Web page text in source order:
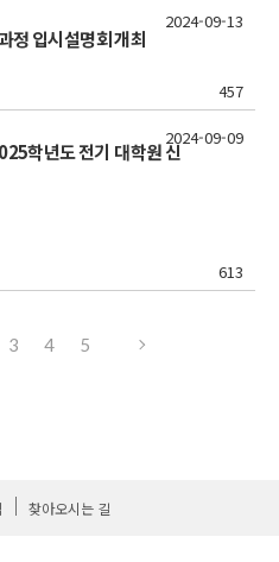
정 입시설명회 개최
457
2024-09-13
학년도 전기 대학원 신
613
2024-09-09
3 4 5
찾아오시는 길